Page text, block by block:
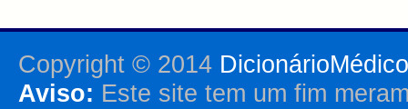
Copyright © 2014
Aviso: Este site tem um fim